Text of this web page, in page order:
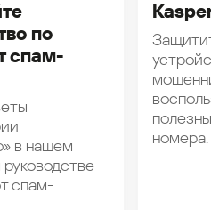
по
спам-
в нашем
спам-
номера.